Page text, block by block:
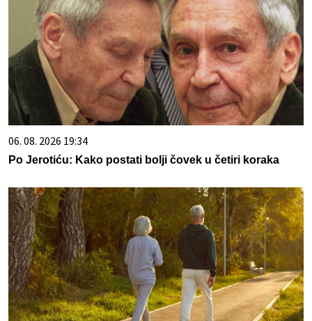
06. 08. 2026 19:34
Po Jerotiću: Kako postati bolji čovek u četiri koraka